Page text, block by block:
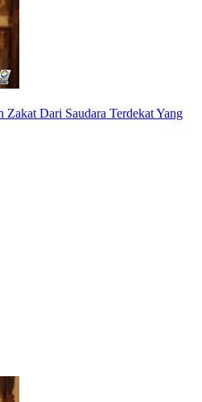
Dari Saudara Terdekat Yang